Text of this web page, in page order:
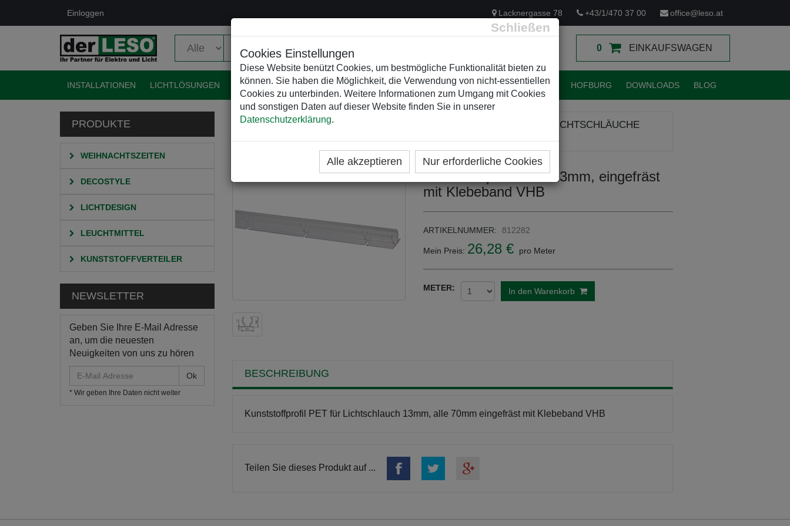
Schließen
Cookies Einstellungen
Diese Website benützt Cookies, um bestmögliche Funktionalität bieten zu
können. Sie haben die Möglichkeit, die Verwendung von nicht-essentiellen
Cookies zu unterbinden. Weitere Informationen zum Umgang mit Cookies
und sonstigen Daten auf dieser Website finden Sie in unserer
Datenschutzerklärung.
Alle akzeptieren Nur erforderliche Cookies
Einloggen Lacknergasse 78 +43/1/470 37 00 office@leso.at
0 EINKAUFSWAGEN
INSTALLATIONEN LICHTLÖSUNGEN EVENTELEKTRIK KUNSTSTOFFVERTEILER WEIHNACHTSBELEUCHTUNGEN HOFBURG DOWNLOADS BLOG
PRODUKTE
WEIHNACHTSZEITEN
DECOSTYLE
LICHTDESIGN
LEUCHTMITTEL
KUNSTSTOFFVERTEILER
NEWSLETTER
Geben Sie Ihre E-Mail Adresse
an, um die neuesten
Neuigkeiten von uns zu hören
Mail
Adresse
* Wir geben Ihre Daten nicht weiter
HOME KATEGORIEN
DEKORATIVE LICHTSCHLÄUCHE
LICHTSCHLAUCH ZUBEHÖR
Kunststoffprofil PET 13mm, eingefräst
mit Klebeband VHB
ARTIKELNUMMER: 812282
Mein Preis: 26,28 € pro Meter
METER: In den Warenkorb
BESCHREIBUNG
Kunststoffprofil PET für Lichtschlauch 13mm, alle 70mm eingefräst mit Klebeband VHB
Teilen Sie dieses Produkt auf ...